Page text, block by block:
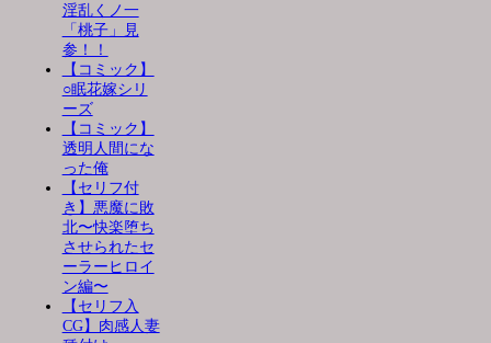
淫乱くノ一
「桃子」見
参！！
【コミック】
○眠花嫁シリ
ーズ
【コミック】
透明人間にな
った俺
【セリフ付
き】悪魔に敗
北〜快楽堕ち
させられたセ
ーラーヒロイ
ン編〜
【セリフ入
CG】肉感人妻